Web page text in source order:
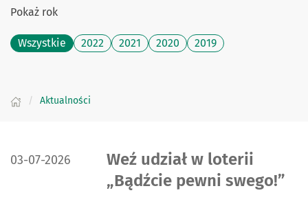
Pokaż rok
Wszystkie 2022 2021 2020 2019
Aktualności
DATA PUBLIKACJI:
03-07-2026
Weź udział w loterii
„Bądźcie pewni swego!”